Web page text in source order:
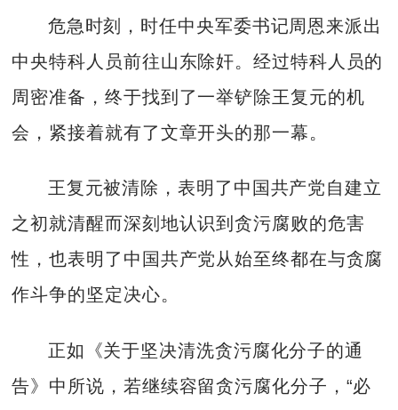
危急时刻，时任中央军委书记周恩来派出
中央特科人员前往山东除奸。经过特科人员的
周密准备，终于找到了一举铲除王复元的机
会，紧接着就有了文章开头的那一幕。
王复元被清除，表明了中国共产党自建立
之初就清醒而深刻地认识到贪污腐败的危害
性，也表明了中国共产党从始至终都在与贪腐
作斗争的坚定决心。
正如《关于坚决清洗贪污腐化分子的通
告》中所说，若继续容留贪污腐化分子，“必